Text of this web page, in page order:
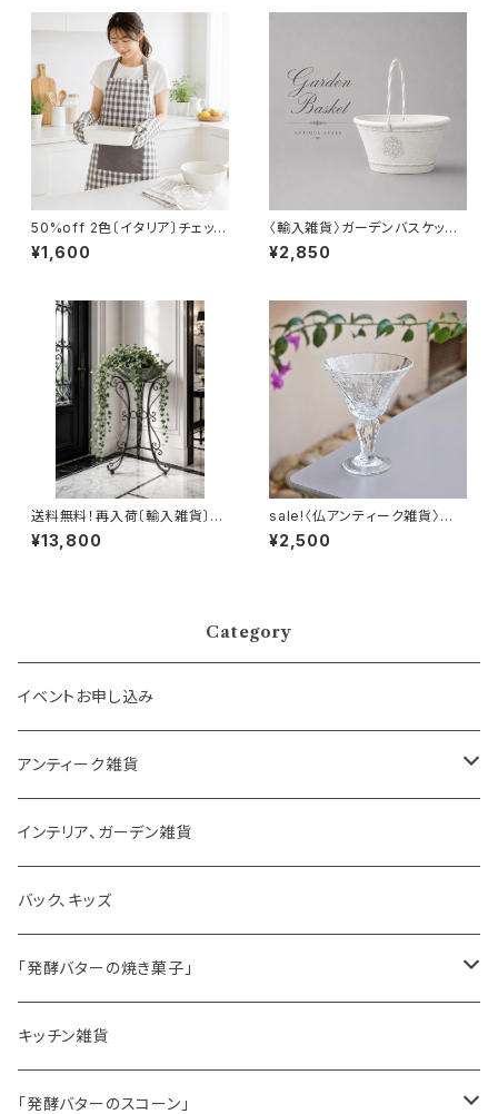
50%off 2色〔イタリア〕チェック
エプロン綿100%
¥1,600
〈輸入雑貨〉ガーデンバスケット
(アイボリー)
¥2,850
送料無料！再入荷〔輸入雑貨〕ア
ンティーク風バードバス
¥13,800
sale!〈仏アンティーク雑貨〉南
仏ビオット吹きガラスのグラス
¥2,500
Category
イベントお申し込み
アンティーク雑貨
ゼリーモールド
コンポート
ハマースレイ
インテリア、ガーデン雑貨
バック、キッズ
「発酵バターの焼き菓子」
バターサンドクッキー
シードケーキ
キッチン雑貨
「発酵バターのスコーン」